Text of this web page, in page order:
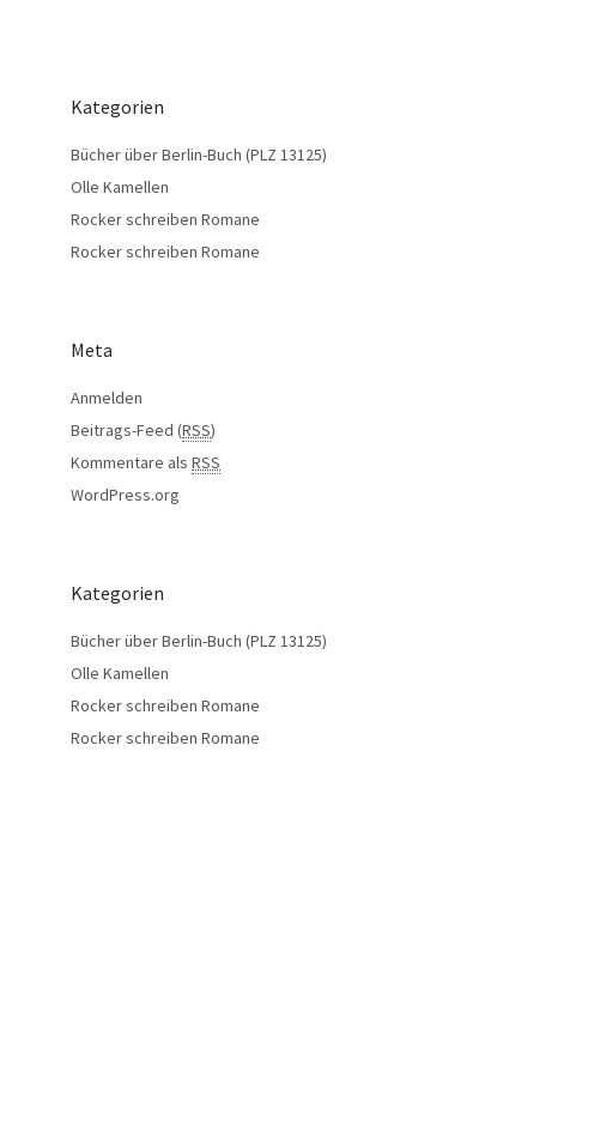
Kategorien
Bücher über Berlin-Buch (PLZ 13125)
Olle Kamellen
Rocker schreiben Romane
Rocker schreiben Romane
Meta
Anmelden
Beitrags-Feed (RSS)
Kommentare als RSS
WordPress.org
Kategorien
Bücher über Berlin-Buch (PLZ 13125)
Olle Kamellen
Rocker schreiben Romane
Rocker schreiben Romane